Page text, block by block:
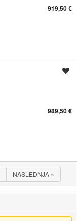
919,50 €
989,50 €
NASLEDNJA »